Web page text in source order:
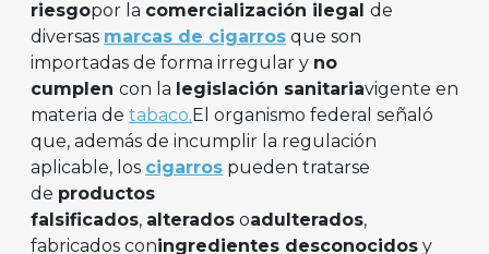
riesgopor la comercialización ilegal de
diversas marcas de cigarros que son
importadas de forma irregular y no
cumplen con la legislación sanitariavigente en
materia de tabaco. El organismo federal señaló
que, además de incumplir la regulación
aplicable, los cigarros pueden tratarse
de productos
falsificados, alterados oadulterados,
fabricados coningredientes desconocidos y